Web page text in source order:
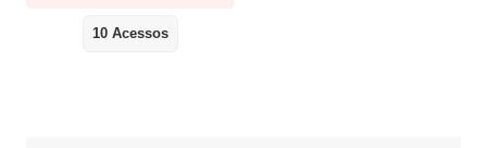
10 Acessos